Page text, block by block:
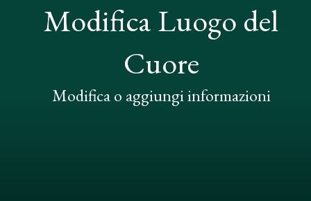
Modifica Luogo del
Cuore
Modifica o aggiungi informazioni